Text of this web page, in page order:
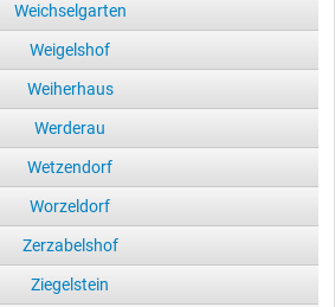
Weichselgarten
Weigelshof
Weiherhaus
Werderau
Wetzendorf
Worzeldorf
Zerzabelshof
Ziegelstein